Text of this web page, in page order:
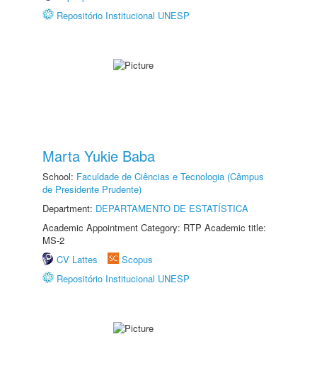
Repositório Institucional UNESP
Marta Yukie Baba
School: Faculdade de Ciências e Tecnologia (Câmpus
de Presidente Prudente)
Department: DEPARTAMENTO DE ESTATÍSTICA
Academic Appointment Category: RTP Academic title:
MS-2
CV Lattes
Scopus
Repositório Institucional UNESP